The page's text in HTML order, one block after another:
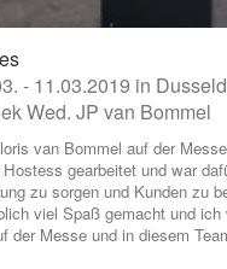
- 11.03.2019 in
Wed. JP van Bommel
van Bommel auf der
gearbeitet und war
zu sorgen und Kunden zu
viel Spaß gemacht und ich
der Messe und in diesem